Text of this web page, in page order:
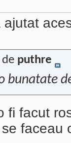
ajutat
puthre
bunatate
fi facut
faceau